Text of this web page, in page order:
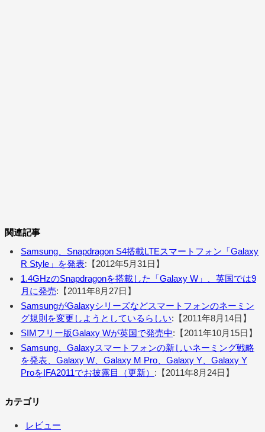
関連記事
Samsung、Snapdragon S4搭載LTEスマートフォン「Galaxy
R Style」を発表:【2012年5月31日】
1.4GHzのSnapdragonを搭載した「Galaxy W」、英国では9
月に発売:【2011年8月27日】
SamsungがGalaxyシリーズなどスマートフォンのネーミン
グ規則を変更しようとしているらしい:【2011年8月14日】
SIMフリー版Galaxy Wが英国で発売中:【2011年10月15日】
Samsung、Galaxyスマートフォンの新しいネーミング戦略
を発表、Galaxy W、Galaxy M Pro、Galaxy Y、Galaxy Y
ProをIFA2011でお披露目（更新） :【2011年8月24日】
カテゴリ
レビュー